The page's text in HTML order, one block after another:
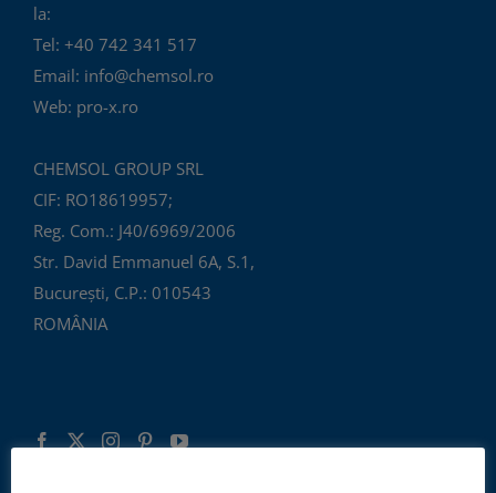
la:
Tel: +40 742 341 517
Email: info@chemsol.ro
Web: pro-x.ro
CHEMSOL GROUP SRL
CIF: RO18619957;
Reg. Com.: J40/6969/2006
Str. David Emmanuel 6A, S.1,
București, C.P.: 010543
ROMÂNIA